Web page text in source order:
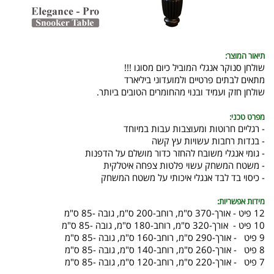
תיאור המוצר:
שולחן סנוקר אנגלי המוביל כיום מסוגו !!!
מתאים לבתים פרטיים ולמועדוני ביליארד
שולחן חזק ועמיד ובנוי מהחומרים הטובים ביותר.
מפרט טכני:
- רגליים חרוטות ומעוצבות עבות במיוחד
- בנדות רחבות עשויות עץ קשה
- גומי אנגלי משובח להחזר כדור מושלם על הדפנות
- משטח המשחק עשוי פלטות צפחה איטלקית
- כיסוי בד לבד אנגלי איכותי על משטח המשחק
מידות אפשריות:
12 פיט - אורך-370 ס"מ, רוחב-200 ס"מ, גובה -85 ס"מ
10 פיט - אורך-320 ס"מ, רוחב-180 ס"מ, גובה -85 ס"מ
9 פיט - אורך-290 ס"מ, רוחב-160 ס"מ, גובה -85 ס"מ
8 פיט - אורך-260 ס"מ, רוחב-140 ס"מ, גובה -85 ס"מ
7 פיט - אורך-220 ס"מ, רוחב-120 ס"מ, גובה -85 ס"מ